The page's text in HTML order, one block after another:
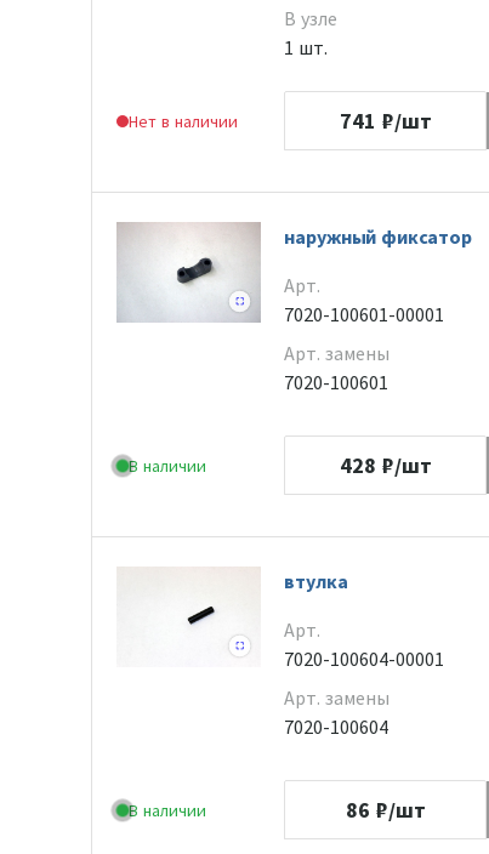
Нет в наличии
В узле
1 шт.
741 ₽/шт
В наличии
наружный фиксатор
Арт.
7020-100601-00001
Арт. замены
7020-100601
428 ₽/шт
В наличии
втулка
Арт.
7020-100604-00001
Арт. замены
7020-100604
86 ₽/шт